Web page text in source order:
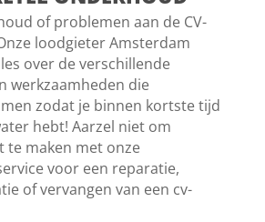
of problemen aan de CV-
loodgieter Amsterdam
over de verschillende
werkzaamheden die
zodat je binnen kortste tijd
hebt! Aarzel niet om
te maken met onze
voor een reparatie,
of vervangen van een cv-